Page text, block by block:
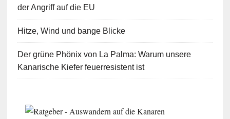
der Angriff auf die EU
Hitze, Wind und bange Blicke
Der grüne Phönix von La Palma: Warum unsere
Kanarische Kiefer feuerresistent ist